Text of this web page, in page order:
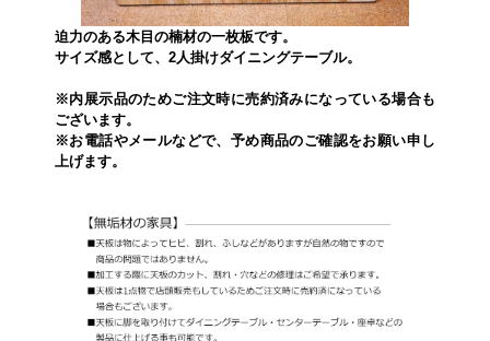
迫力のある木目の楠材の一枚板です。
サイズ感として、2人掛けダイニングテーブル。
※内展示品のためご注文時に売約済みになっている場合も
ございます。
※お電話やメールなどで、予め商品のご確認をお願い申し
上げます。